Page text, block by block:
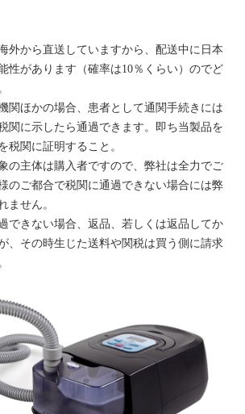
外から直送していますから、配送中に日本
性があります（確率は10％くらい）のでど
関ほかの場合、患者として通関手続きには
関に示したら通過できます。即ち当製品を
税関に証明すること。
の主体は購入者ですので、弊社は全力でご
のご都合で税関に通過できない場合には弊
ません。
できない場合、返品、若しくは返品してか
、その時生じた送料や関税は買う側に請求